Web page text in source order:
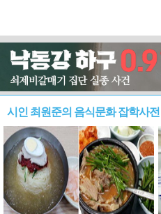
시인 최원준의 음식문화 잡학사전